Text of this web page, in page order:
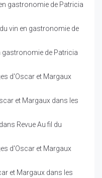
gastronomie de Patricia
vin en gastronomie de
gastronomie de Patricia
d'Oscar et Margaux
et Margaux dans les
dans Revue Au fil du
d'Oscar et Margaux
et Margaux dans les